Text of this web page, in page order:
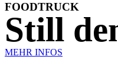
FOODTRUCK
Still
MEHR INFOS